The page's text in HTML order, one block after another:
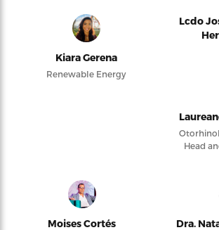
Kiara Gerena
Renewable Energy
Lcdo
Head
Moises Cortés Dra.